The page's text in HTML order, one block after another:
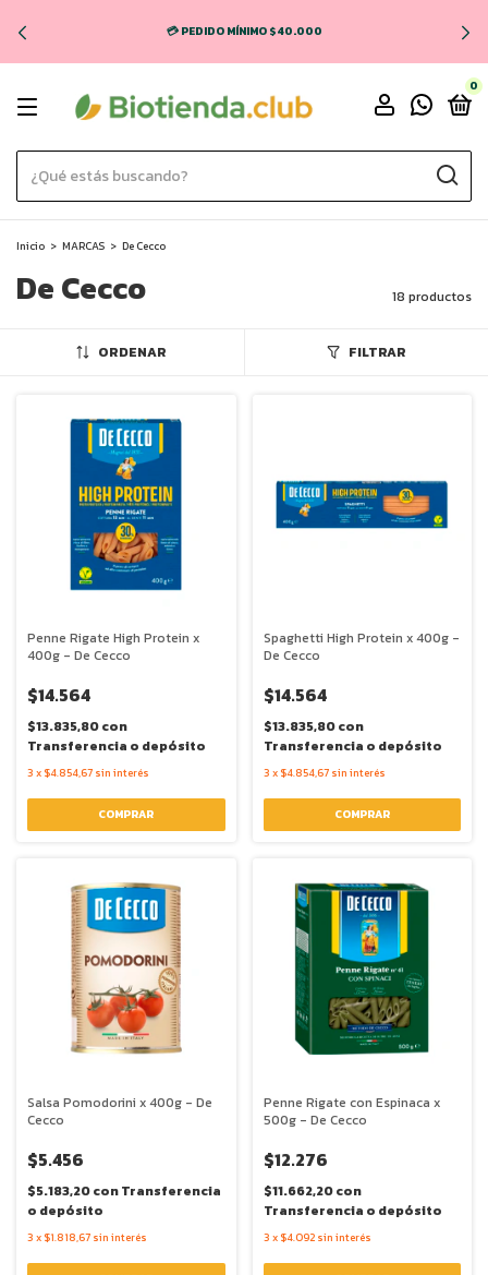
💳 PEDIDO MÍNIMO $40.000
0
Inicio > MARCAS > De Cecco
De Cecco 18 productos
ORDENAR FILTRAR
Penne Rigate High Protein x
400g - De Cecco
$14.564
$13.835,80con
Transferencia o depósito
3 x $4.854,67 sin interés
Spaghetti High Protein x 400g -
De Cecco
$14.564
$13.835,80con
Transferencia o depósito
3 x $4.854,67 sin interés
Salsa Pomodorini x 400g - De
Cecco
$5.456
$5.183,20conTransferencia
o depósito
3 x $1.818,67 sin interés
Penne Rigate con Espinaca x
500g - De Cecco
$12.276
$11.662,20con
Transferencia o depósito
3 x $4.092 sin interés